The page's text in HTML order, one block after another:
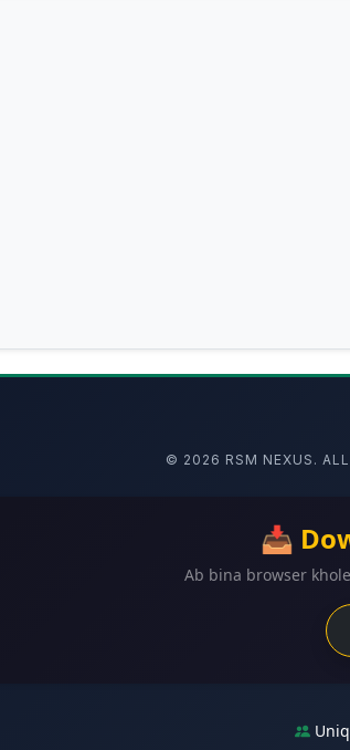
© 2026 RSM NEXUS. ALL
📥
Ab bina browser